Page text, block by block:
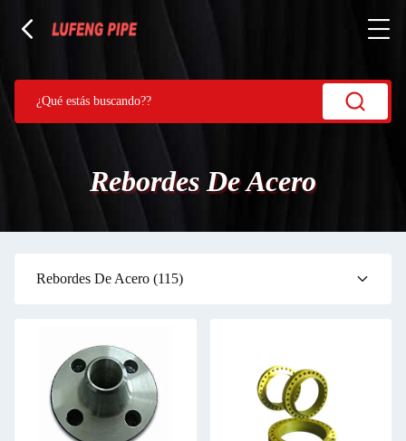
Rebordes De Acero
Rebordes De Acero (115)